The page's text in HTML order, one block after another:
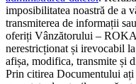
imposibilitatea noastră de a
transmiterea de informații
oferiți Vânzătorului –
nerestricționat și irevocabil
afișa, modifica, transmite și
Prin citirea Documentului